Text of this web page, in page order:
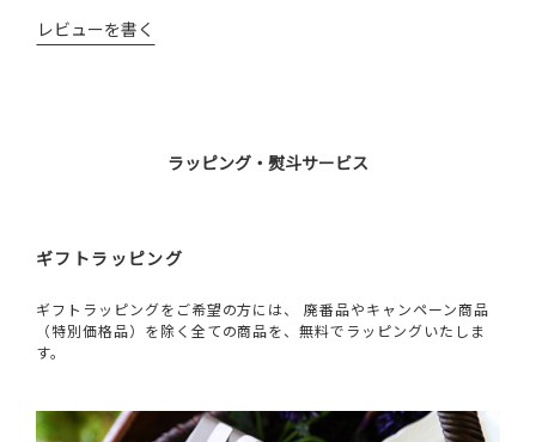
レビューを書く
ラッピング・熨斗サービス
ギフトラッピング
ギフトラッピングをご希望の方には、 廃番品やキャンペーン商品
（特別価格品）を除く全ての商品を、無料でラッピングいたしま
す。